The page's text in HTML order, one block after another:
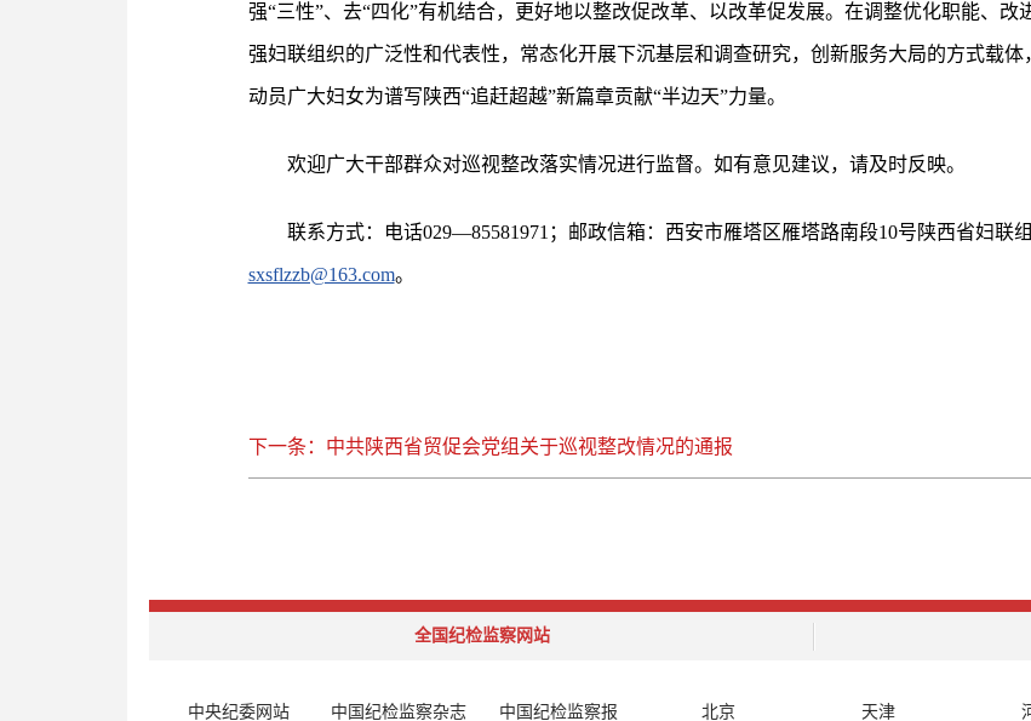
强“三性”、去“四化”有机结合，更好地以整改促改革、以改革促发展。在调整优化职能、
强妇联组织的广泛性和代表性，常态化开展下沉基层和调查研究，创新服务大局的方式载
动员广大妇女为谱写陕西“追赶超越”新篇章贡献“半边天”力量。
欢迎广大干部群众对巡视整改落实情况进行监督。如有意见建议，请及时反映。
联系方式：电话029—85581971；邮政信箱：西安市雁塔区雁塔路南段10号陕西省妇联组
sxsflzzb@163.com。
下一条：中共陕西省贸促会党组关于巡视整改情况的通报
全国纪检监察网站
中央纪委网站 中国纪检监察杂志 中国纪检监察报 北京 天津